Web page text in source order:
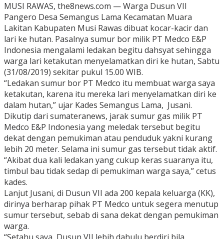
MUSI RAWAS, the8news.com — Warga Dusun VII
Pangero Desa Semangus Lama Kecamatan Muara
Lakitan Kabupaten Musi Rawas dibuat kocar-kacir dan
lari ke hutan. Pasalnya sumur bor milik PT Medco E&P
Indonesia mengalami ledakan begitu dahsyat sehingga
warga lari ketakutan menyelamatkan diri ke hutan, Sabtu
(31/08/2019) sekitar pukul 15.00 WIB.
“Ledakan sumur bor PT Medco itu membuat warga saya
ketakutan, karena itu mereka lari menyelamatkan diri ke
dalam hutan,” ujar Kades Semangus Lama, Jusani.
Dikutip dari sumateranews, jarak sumur gas milik PT
Medco E&P Indonesia yang meledak tersebut begitu
dekat dengan pemukiman atau penduduk yakni kurang
lebih 20 meter. Selama ini sumur gas tersebut tidak aktif.
“Akibat dua kali ledakan yang cukup keras suaranya itu,
timbul bau tidak sedap di pemukiman warga saya,” cetus
kades.
Lanjut Jusani, di Dusun VII ada 200 kepala keluarga (KK),
dirinya berharap pihak PT Medco untuk segera menutup
sumur tersebut, sebab di sana dekat dengan pemukiman
warga.